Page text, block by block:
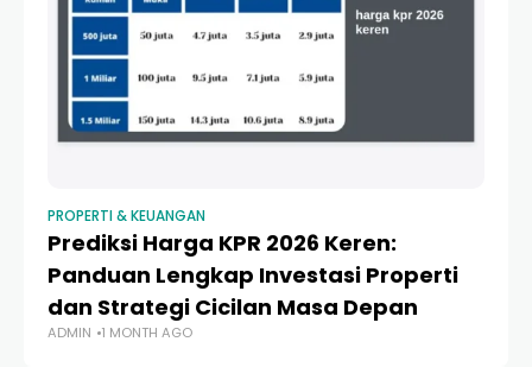
PROPERTI & KEUANGAN
Prediksi Harga KPR 2026 Keren:
Panduan Lengkap Investasi Properti
dan Strategi Cicilan Masa Depan
ADMIN 1 MONTH AGO